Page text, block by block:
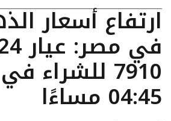
ارتفاع أسعار
7910
04:45 مساءًا